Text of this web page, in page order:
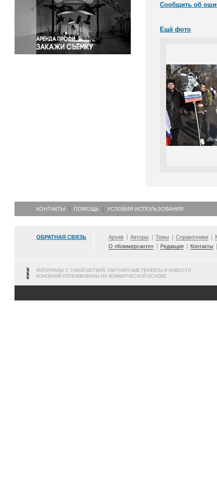
Спорт
Экология
Экономика и бизнес
Сообщить об
Ещё фото
КОНТАКТЫ ПОМОЩЬ УСЛОВИЯ ИСПОЛЬЗОВАНИЯ
ОБРАТНАЯ СВЯЗЬ Архив Авторы Темы Справочники
О «Коммерсанте»
Редакция Контакты
МАТЕРИАЛЫ С ТАКОЙ МЕТКОЙ, ПАРТНЕРСКИЕ ПРОЕКТЫ И НОВОСТИ
КОМПАНИЙ ОПУБЛИКОВАНЫ НА КОММЕРЧЕСКОЙ ОСНОВЕ